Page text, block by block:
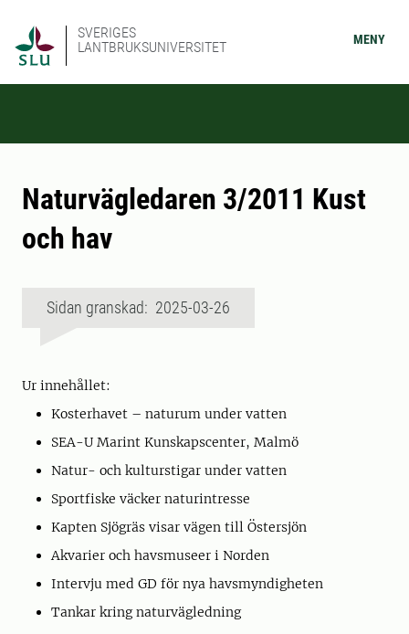
SVERIGES
LANTBRUKSUNIVERSITET
MENY
Naturvägledaren 3/2011 Kust
och hav
Sidan granskad: 2025-03-26
Ur innehållet:
Kosterhavet – naturum under vatten
SEA-U Marint Kunskapscenter, Malmö
Natur- och kulturstigar under vatten
Sportfiske väcker naturintresse
Kapten Sjögräs visar vägen till Östersjön
Akvarier och havsmuseer i Norden
Intervju med GD för nya havsmyndigheten
Tankar kring naturvägledning